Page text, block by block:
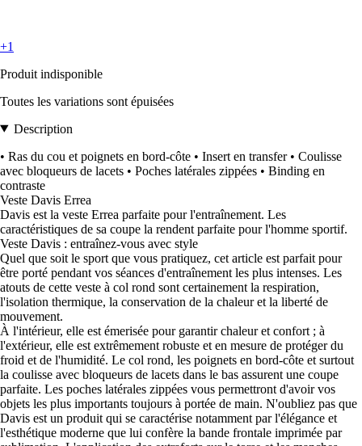
+1
Produit indisponible
Toutes les variations sont épuisées
Description
• Ras du cou et poignets en bord-côte • Insert en transfer • Coulisse
avec bloqueurs de lacets • Poches latérales zippées • Binding en
contraste
Veste Davis Errea
Davis est la veste Errea parfaite pour l'entraînement. Les
caractéristiques de sa coupe la rendent parfaite pour l'homme sportif.
Veste Davis : entraînez-vous avec style
Quel que soit le sport que vous pratiquez, cet article est parfait pour
être porté pendant vos séances d'entraînement les plus intenses. Les
atouts de cette veste à col rond sont certainement la respiration,
l'isolation thermique, la conservation de la chaleur et la liberté de
mouvement.
À l'intérieur, elle est émerisée pour garantir chaleur et confort ; à
l'extérieur, elle est extrêmement robuste et en mesure de protéger du
froid et de l'humidité. Le col rond, les poignets en bord-côte et surtout
la coulisse avec bloqueurs de lacets dans le bas assurent une coupe
parfaite. Les poches latérales zippées vous permettront d'avoir vos
objets les plus importants toujours à portée de main. N'oubliez pas que
Davis est un produit qui se caractérise notamment par l'élégance et
l'esthétique moderne que lui confère la bande frontale imprimée par